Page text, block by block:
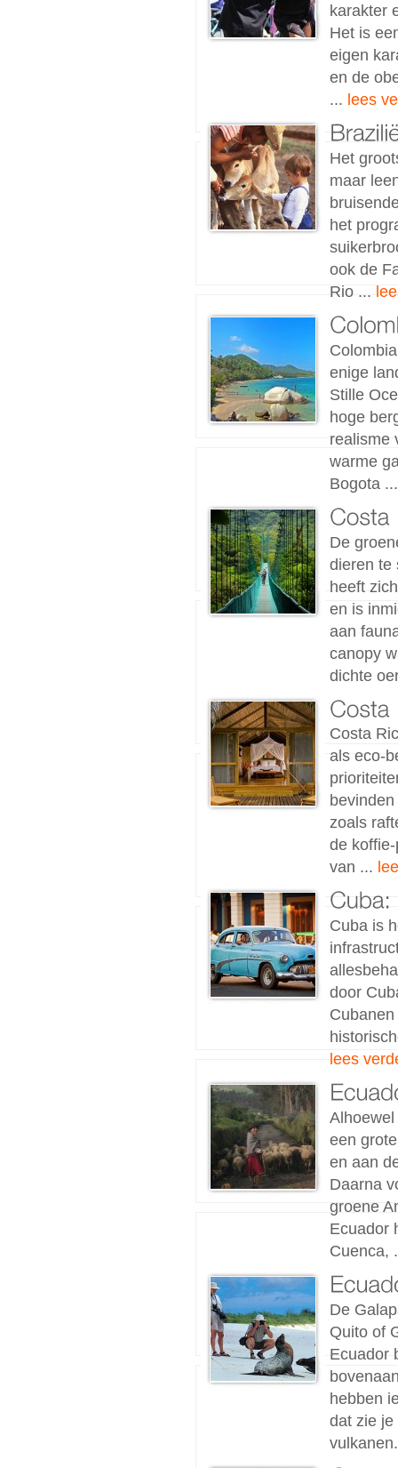
karakter
Het is
eigen
en de
... lees
Het
maar
het
ook de
Rio ...
enige
Stille
hoge
realisme
warme
Bogota
De
dieren te
heeft
en is
aan
canopy
dichte
Costa
als eco-
zoals
de
van ...
Cuba is
door
lees
een
en aan
Daarna
groene
Ecuador
Cuenca,
De
Quito of
Ecuador
hebben
dat zie je